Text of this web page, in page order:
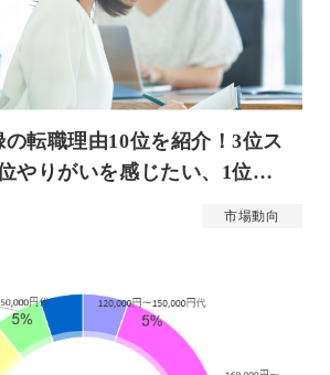
転職理由10位を紹介！3位ス
やりがいを感じたい、1位…
市場動向